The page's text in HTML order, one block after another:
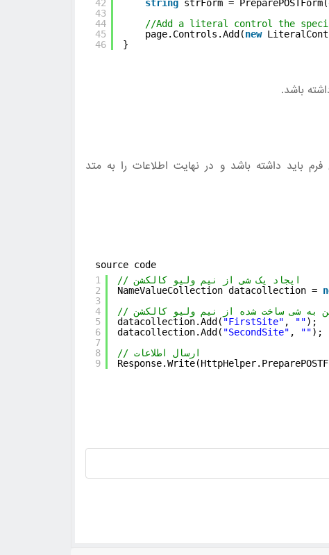
42
43
44
45
46
string strForm =
//Add a literal control the
page.Controls.Add(new
}
باشد.
داشته باشد و در نهایت اطلاعات را به متد
source code
1
2
3
4
5
6
7
8
9
// ایجاد یک شی از نیم ولیو کالکشن
NameValueCollection datacollection =
به شی ساخت شده از نیم ولیو کالکشن
datacollection.Add("FirstSite" , "");
datacollection.Add( "SecondSite" , "");
// ارسال اطلاعات